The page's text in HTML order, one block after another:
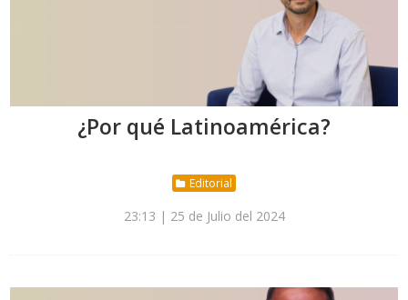
¿Por qué Latinoamérica?
Editorial
23:13 | 25 de Julio del 2024